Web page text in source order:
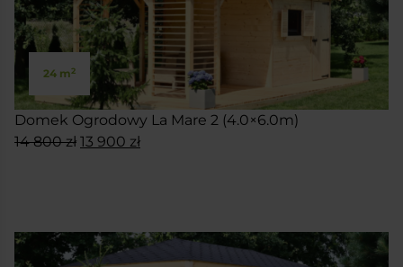
24 m2
Domek Ogrodowy La Mare 2 (4.0×6.0m)
14 800zł Pierwotna
13 900 złAktualna